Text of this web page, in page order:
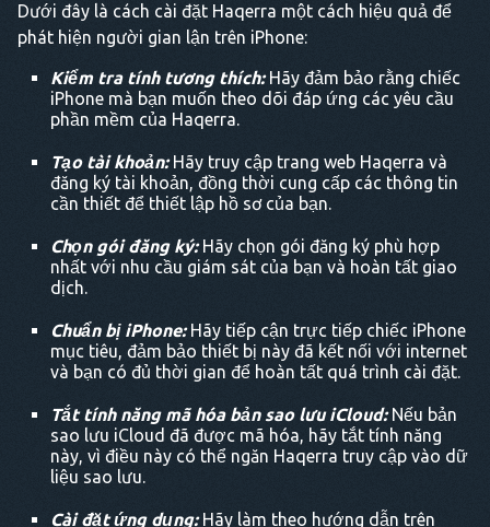
Dưới đây là cách cài đặt Haqerra một cách hiệu quả để
phát hiện người gian lận trên iPhone:
Kiểm tra tính tương thích:Hãy đảm bảo rằng chiếc
iPhone mà bạn muốn theo dõi đáp ứng các yêu cầu
phần mềm của Haqerra.
Tạo tài khoản:Hãy truy cập trang web Haqerra và
đăng ký tài khoản, đồng thời cung cấp các thông tin
cần thiết để thiết lập hồ sơ của bạn.
Chọn gói đăng ký:Hãy chọn gói đăng ký phù hợp
nhất với nhu cầu giám sát của bạn và hoàn tất giao
dịch.
Chuẩn bị iPhone:Hãy tiếp cận trực tiếp chiếc iPhone
mục tiêu, đảm bảo thiết bị này đã kết nối với internet
và bạn có đủ thời gian để hoàn tất quá trình cài đặt.
Tắt tính năng mã hóa bản sao lưu iCloud:Nếu bản
sao lưu iCloud đã được mã hóa, hãy tắt tính năng
này, vì điều này có thể ngăn Haqerra truy cập vào dữ
liệu sao lưu.
Cài đặt ứng dụng:Hãy làm theo hướng dẫn trên